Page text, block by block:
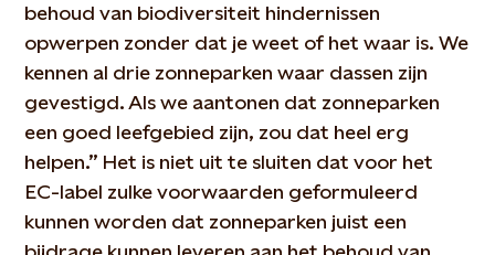
behoud van biodiversiteit hindernissen
opwerpen zonder dat je weet of het waar is. We
kennen al drie zonneparken waar dassen zijn
gevestigd. Als we aantonen dat zonneparken
een goed leefgebied zijn, zou dat heel erg
helpen.” Het is niet uit te sluiten dat voor het
EC-label zulke voorwaarden geformuleerd
kunnen worden dat zonneparken juist een